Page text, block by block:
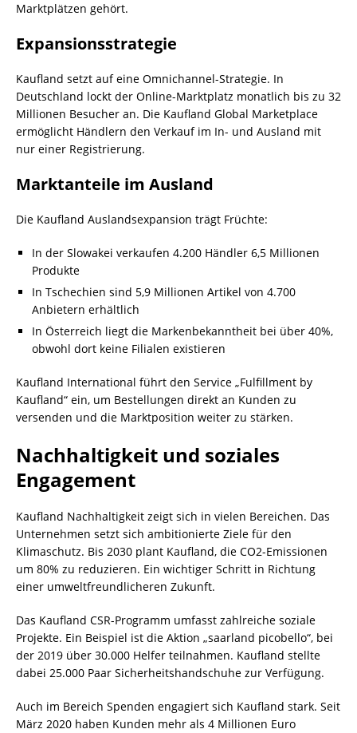
Marktplätzen gehört.
Expansionsstrategie
Kaufland setzt auf eine Omnichannel-Strategie. In
Deutschland lockt der Online-Marktplatz monatlich bis zu 32
Millionen Besucher an. Die Kaufland Global Marketplace
ermöglicht Händlern den Verkauf im In- und Ausland mit
nur einer Registrierung.
Marktanteile im Ausland
Die Kaufland Auslandsexpansion trägt Früchte:
In der Slowakei verkaufen 4.200 Händler 6,5 Millionen
Produkte
In Tschechien sind 5,9 Millionen Artikel von 4.700
Anbietern erhältlich
In Österreich liegt die Markenbekanntheit bei über 40%,
obwohl dort keine Filialen existieren
Kaufland International führt den Service „Fulfillment by
Kaufland“ ein, um Bestellungen direkt an Kunden zu
versenden und die Marktposition weiter zu stärken.
Nachhaltigkeit und soziales
Engagement
Kaufland Nachhaltigkeit zeigt sich in vielen Bereichen. Das
Unternehmen setzt sich ambitionierte Ziele für den
Klimaschutz. Bis 2030 plant Kaufland, die CO2-Emissionen
um 80% zu reduzieren. Ein wichtiger Schritt in Richtung
einer umweltfreundlicheren Zukunft.
Das Kaufland CSR-Programm umfasst zahlreiche soziale
Projekte. Ein Beispiel ist die Aktion „saarland picobello“, bei
der 2019 über 30.000 Helfer teilnahmen. Kaufland stellte
dabei 25.000 Paar Sicherheitshandschuhe zur Verfügung.
Auch im Bereich Spenden engagiert sich Kaufland stark. Seit
März 2020 haben Kunden mehr als 4 Millionen Euro